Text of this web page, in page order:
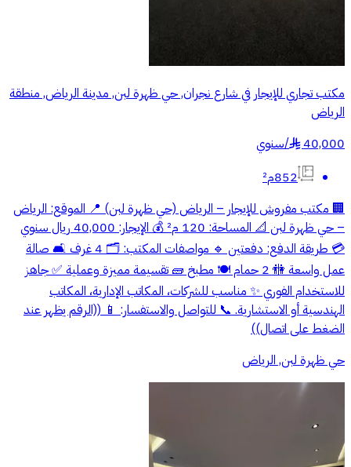
مكتب تجاري للإيجار في شارع نجران, حي ظهرة لبن, مدينة الرياض, منطقة
الرياض
40,000
§
/سنوي
852م²
🏢 مكتب مفروش للإيجار – الرياض (حي ظهرة لبن) 📍 الموقع: الرياض
– حي ظهرة لبن 📐 المساحة: 120 م² 💰 الإيجار: 40,000 ريال سنوي
💳 طريقة الدفع: دفعتين 🔹 مواصفات المكتب: 🗂️ 4 غرف 🛋️ صالة
عمل واسعة 🚻 2 حمام 🍽️ مطبخ 🧱 تقسيمة مميزة وعملية ✅ جاهز
للاستخدام الفوري ✨ مناسب للشركات، المكاتب الإدارية، المكاتب
الهندسية أو الاستشارية. 📞 للتواصل والاستفسار: 📱 ((الرقم يظهر عند
الضغط على اتصال))
حي ظهرة لبن, الرياض